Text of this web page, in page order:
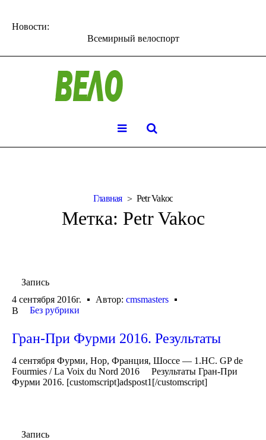
Новости:
Всемирный велоспорт
Главная Petr Vakoc
Метка: Petr Vakoc
Запись
4 сентября 2016г.
Автор: cmsmasters
В
Без рубрики
Гран-При Фурми 2016. Результаты
4 сентября Фурми, Нор, Франция, Шоссе — 1.HC. GP de
Fourmies / La Voix du Nord 2016 Результаты Гран-При
Фурми 2016. [customscript]adspost1[/customscript]
Запись